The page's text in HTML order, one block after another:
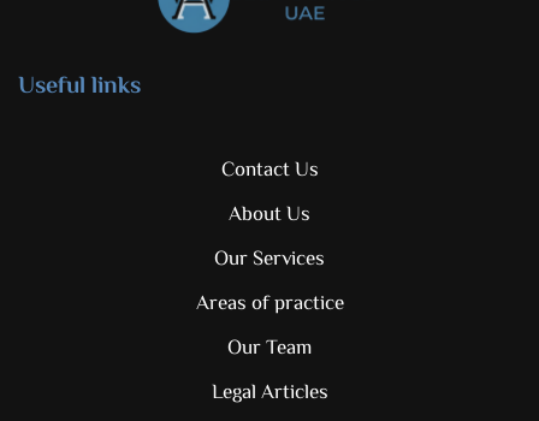
Useful links
Contact Us
About Us
Our Services
Areas of practice
Our Team
Legal Articles